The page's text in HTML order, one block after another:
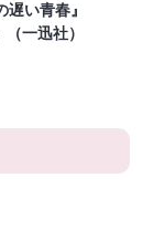
い青春』
一迅社）